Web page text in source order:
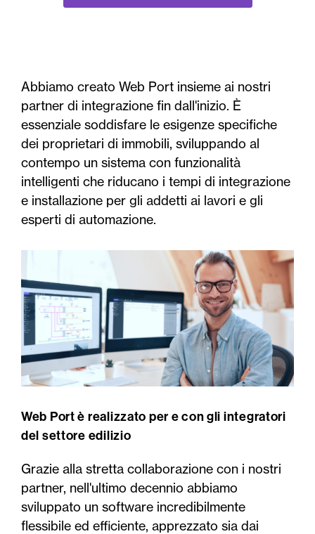
Abbiamo creato Web Port insieme ai nostri
partner di integrazione fin dall'inizio. È
essenziale soddisfare le esigenze specifiche
dei proprietari di immobili, sviluppando al
contempo un sistema con funzionalità
intelligenti che riducano i tempi di integrazione
e installazione per gli addetti ai lavori e gli
esperti di automazione.
Web Port è realizzato per e con gli integratori
del settore edilizio
Grazie alla stretta collaborazione con i nostri
partner, nell'ultimo decennio abbiamo
sviluppato un software incredibilmente
flessibile ed efficiente, apprezzato sia dai